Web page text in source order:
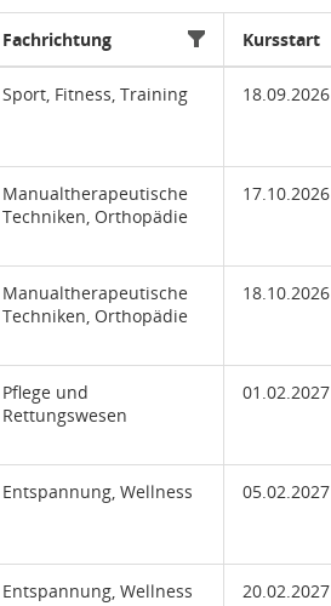
Fachrichtung Kursstart
Sport, Fitness, Training 18.09.2026
Manualtherapeutische
Techniken, Orthopädie
17.10.2026
Manualtherapeutische
Techniken, Orthopädie
18.10.2026
Pflege und
Rettungswesen
01.02.2027
Entspannung, Wellness 05.02.2027
Entspannung, Wellness 20.02.2027